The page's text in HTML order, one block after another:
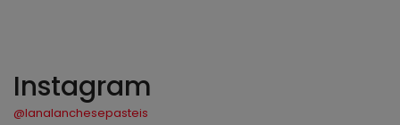
Instagram
@lanalanchesepasteis